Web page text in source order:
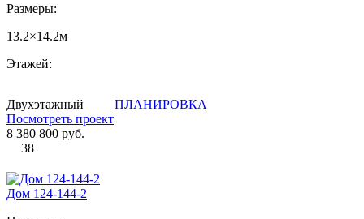
Размеры:
13.2×14.2м
Этажей:
Двухэтажный
ПЛАНИРОВКА
Посмотреть проект
8 380 800 руб.
38
Дом 124-144-2